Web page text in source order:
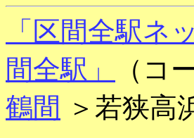
「区間全駅ネ
間全駅」
（コ
鶴間 ＞若狭高